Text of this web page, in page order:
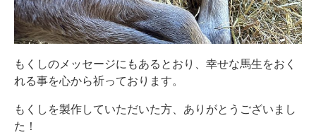
もくしのメッセージにもあるとおり、幸せな馬生をおく
れる事を心から祈っております。
もくしを製作していただいた方、ありがとうございまし
た！